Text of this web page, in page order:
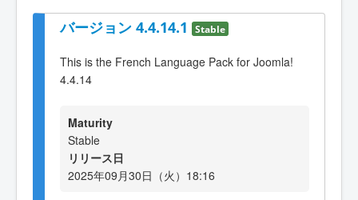
バージョン 4.4.14.1 Stable
This is the French Language Pack for Joomla!
4.4.14
Maturity
Stable
リリース日
2025年09月30日（火）18:16